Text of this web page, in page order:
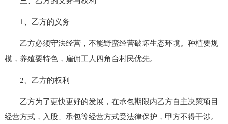
1、乙方的义务
乙方必须守法经营，不能野蛮经营破坏生态环境。种植要规
模，养殖要特色，雇佣工人四角台村民优先。
2、乙方的权利
乙方为了更快更好的发展，在承包期限内乙方自主决策项目
经营方式，入股、承包等经营方式受法律保护，甲方不得干涉。